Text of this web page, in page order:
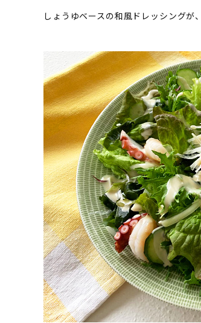
しょうゆベースの和風ドレッシングが